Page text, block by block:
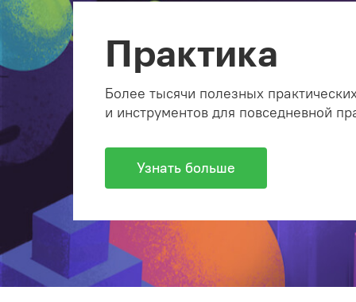
Практика
Более тысячи полезных
и инструментов для повседневной
Узнать больше